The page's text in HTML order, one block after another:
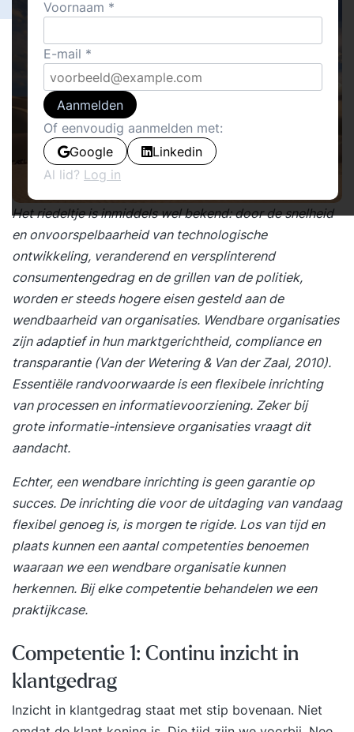
Het riedeltje is inmiddels wel bekend: door de snelheid
en onvoorspelbaarheid van technologische
ontwikkeling, veranderend en versplinterend
consumentengedrag en de grillen van de politiek,
worden er steeds hogere eisen gesteld aan de
wendbaarheid van organisaties. Wendbare organisaties
zijn adaptief in hun marktgerichtheid, compliance en
transparantie (Van der Wetering & Van der Zaal, 2010).
Essentiële randvoorwaarde is een flexibele inrichting
van processen en informatievoorziening. Zeker bij
grote informatie-intensieve organisaties vraagt dit
aandacht.
Echter, een wendbare inrichting is geen garantie op
succes. De inrichting die voor de uitdaging van vandaag
flexibel genoeg is, is morgen te rigide. Los van tijd en
plaats kunnen een aantal competenties benoemen
waaraan we een wendbare organisatie kunnen
herkennen. Bij elke competentie behandelen we een
praktijkcase.
Competentie 1: Continu inzicht in
klantgedrag
Inzicht in klantgedrag staat met stip bovenaan. Niet
Voornaam
E-mail
Aanmelden
Of eenvoudig aanmelden met:
Google
Linkedin
Al lid? Log in